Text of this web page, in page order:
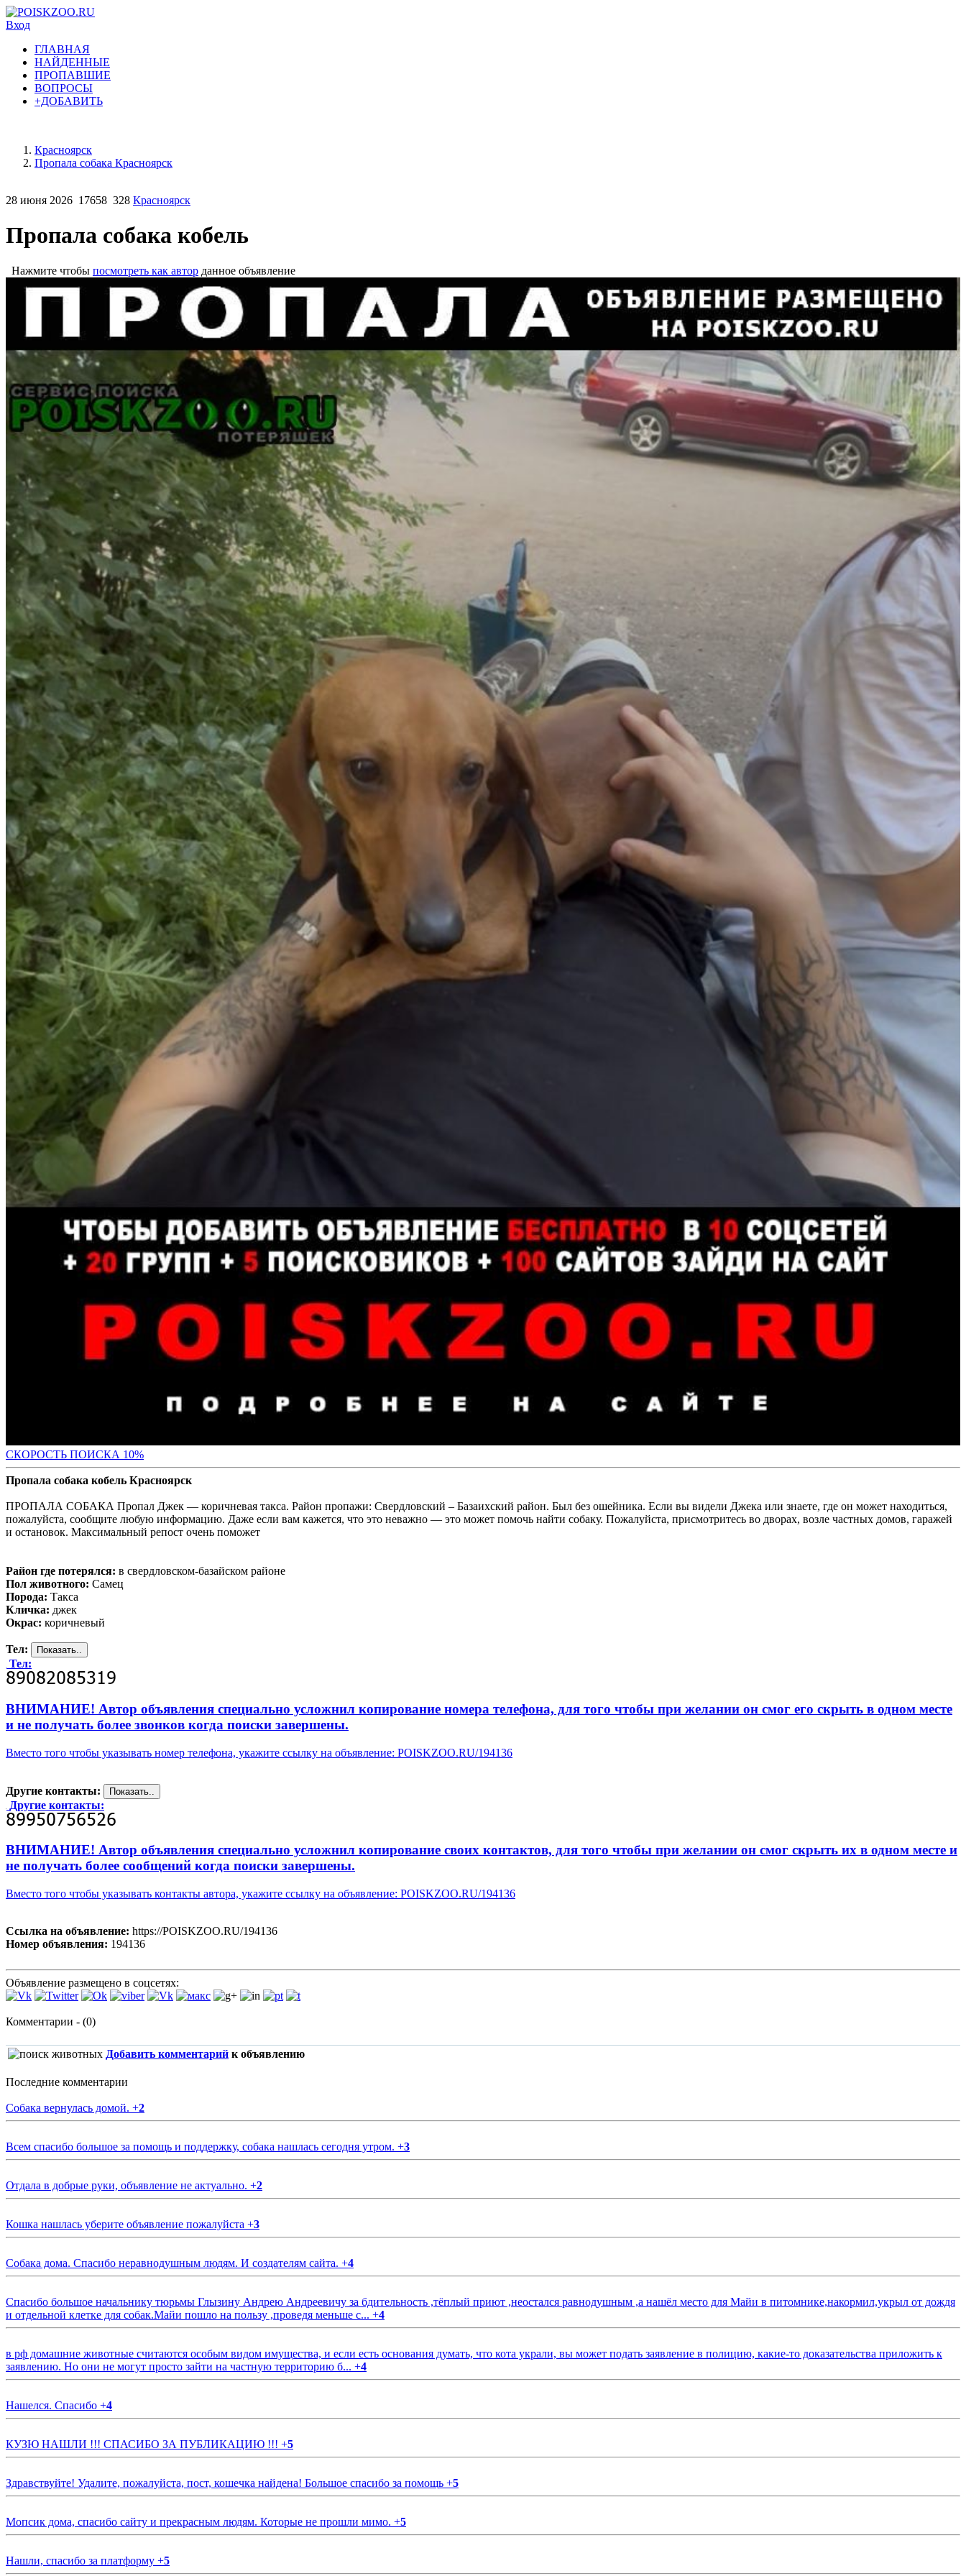
Вход
ГЛАВНАЯ
НАЙДЕННЫЕ
ПРОПАВШИЕ
ВОПРОСЫ
+ДОБАВИТЬ
Красноярск
Пропала собака Красноярск
28 июня 2026 17658 328 Красноярск
Пропала собака кобель
Нажмите чтобы посмотреть как автор данное объявление
СКОРОСТЬ ПОИСКА 10%
Пропала собака кобель Красноярск
ПРОПАЛА СОБАКА Пропал Джек — коричневая такса. Район пропажи: Свердловский – Базаихский район. Был без ошейника. Если вы видели Джека или знаете, где он может находиться,
пожалуйста, сообщите любую информацию. Даже если вам кажется, что это неважно — это может помочь найти собаку. Пожалуйста, присмотритесь во дворах, возле частных домов, гаражей
и остановок. Максимальный репост очень поможет
Район где потерялся: в свердловском-базайском районе
Пол животного: Самец
Порода: Такса
Кличка: джек
Окрас: коричневый
Тел:
Тел:
ВНИМАНИЕ! Автор объявления специально усложнил копирование номера телефона, для того чтобы при желании он смог его скрыть в одном месте
и не получать более звонков когда поиски завершены.
Вместо того чтобы указывать номер телефона, укажите ссылку на объявление: POISKZOO.RU/194136
Другие контакты:
Другие контакты:
ВНИМАНИЕ! Автор объявления специально усложнил копирование своих контактов, для того чтобы при желании он смог скрыть их в одном месте и
не получать более сообщений когда поиски завершены.
Вместо того чтобы указывать контакты автора, укажите ссылку на объявление: POISKZOO.RU/194136
Ссылка на объявление: https://POISKZOO.RU/194136
Номер объявления: 194136
Объявление размещено в соцсетях:
Комментарии - (0)
Добавить комментарий к объявлению
Последние комментарии
Собака вернулась домой. +2
Всем спасибо большое за помощь и поддержку, собака нашлась сегодня утром. +3
Отдала в добрые руки, объявление не актуально. +2
Кошка нашлась уберите объявление пожалуйста +3
Собака дома. Спасибо неравнодушным людям. И создателям сайта. +4
Спасибо большое начальнику тюрьмы Глызину Андрею Андреевичу за бдительность ,тёплый приют ,неостался равнодушным ,а нашёл место для Майи в питомнике,накормил,укрыл от дождя
и отдельной клетке для собак.Майи пошло на пользу ,проведя меньше с... +4
в рф домашние животные считаются особым видом имущества, и если есть основания думать, что кота украли, вы может подать заявление в полицию, какие-то доказательства приложить к
заявлению. Но они не могут просто зайти на частную территорию б... +4
Нашелся. Спасибо +4
КУЗЮ НАШЛИ !!! СПАСИБО ЗА ПУБЛИКАЦИЮ !!! +5
Здравствуйте! Удалите, пожалуйста, пост, кошечка найдена! Большое спасибо за помощь +5
Мопсик дома, спасибо сайту и прекрасным людям. Которые не прошли мимо. +5
Нашли, спасибо за платформу +5